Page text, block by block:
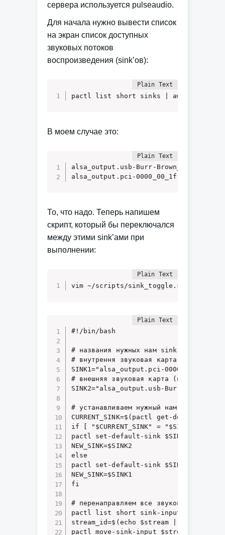
сервера используется pulseaudio.
Для начала нужно вывести список
на экран список доступных
звуковых потоков
воспроизведения (sink’ов):
pactl list short sinks | awk '{print
В моем случае это:
alsa_output.usb-Burr-
alsa_output.pci-0000_00_1f.3.analog-
То, что надо. Теперь напишем
скрипт, который бы переключался
между этими sink’ами при
выполнении:
vim ~/scripts/sink_toggle.sh:
#!/bin/bash
# названия нужных нам sink'ов
# внутрення звуковая карта (колонки)
SINK1="alsa_output.pci-
# внешняя звуковая карта (наушники)
SINK2="alsa_output.usb-Burr-
# устанавливаем нужный нам sink
CURRENT_SINK=$(pactl get-default-
if [ "$CURRENT_SINK" = "$SINK1" ];
pactl set-default-sink $SINK2
NEW_SINK=$SINK2
else
pactl set-default-sink $SINK1
NEW_SINK=$SINK1
fi
# перенаправляем все звуковые потоки
pactl list short sink-inputs | while
stream_id=$(echo $stream | cut '-d '
pactl move-sink-input $stream_id